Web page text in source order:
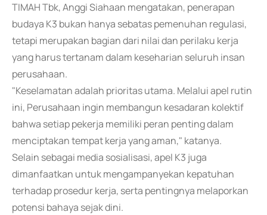
TIMAH Tbk, Anggi Siahaan mengatakan, penerapan
budaya K3 bukan hanya sebatas pemenuhan regulasi,
tetapi merupakan bagian dari nilai dan perilaku kerja
yang harus tertanam dalam keseharian seluruh insan
perusahaan.
"Keselamatan adalah prioritas utama. Melalui apel rutin
ini, Perusahaan ingin membangun kesadaran kolektif
bahwa setiap pekerja memiliki peran penting dalam
menciptakan tempat kerja yang aman," katanya.
Selain sebagai media sosialisasi, apel K3 juga
dimanfaatkan untuk mengampanyekan kepatuhan
terhadap prosedur kerja, serta pentingnya melaporkan
potensi bahaya sejak dini.